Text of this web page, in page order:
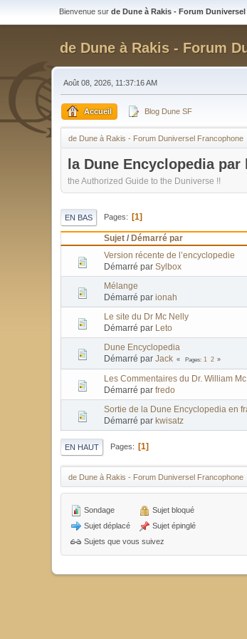
Bienvenue sur de Dune à Rakis - Forum
de Dune à Rakis - Forum
Août 08, 2026, 11:37:16 AM
Accueil Blog Dune SF
de Dune à Rakis - Forum Duniversel Francophone
la Dune Encyclopedia
the Authorized Guide to the Duniverse !!
EN BAS Pages 1
Sujet / Démarré par
Version récente de l’encyclopedie
Démarré par Sylbox
Mélange
Démarré par ionah
Le site du Dr Mc Nelly
Démarré par Leto
Dune Encyclopedia
Démarré par Jack Pages 1 2
Les Commentaires du Dr. William
Démarré par fredo
Sortie de la Dune Encyclopedia en
Démarré par kwisatz
EN HAUT Pages 1
de Dune à Rakis - Forum Duniversel Francophone
Sondage
Sujet déplacé
Sujet bloqué
Sujet épinglé
Sujets que vous suivez